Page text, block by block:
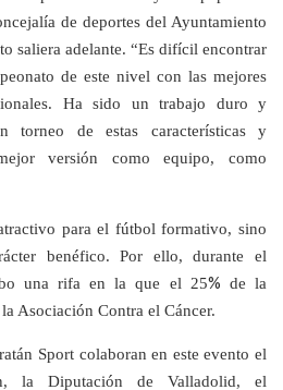
de deportes del Ayuntamiento
saliera adelante. “Es difícil encontrar
de este nivel con las mejores
Ha sido un trabajo duro y
torneo de estas características y
versión como equipo, como
para el fútbol formativo, sino
benéfico. Por ello, durante el
una rifa en la que el 25% de la
Asociación Contra el Cáncer.
Sport colaboran en este evento el
la Diputación de Valladolid, el